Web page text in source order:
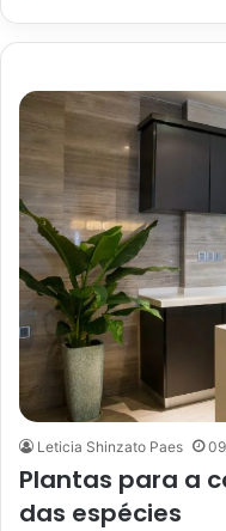
Leticia Shinzato Paes
Plantas para a
das espécies